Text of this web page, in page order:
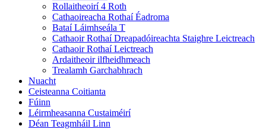
Rollaitheoirí 4 Roth
Cathaoireacha Rothaí Éadroma
Bataí Láimhseála T
Cathaoir Rothaí Dreapadóireachta Staighre Leictreach
Cathaoir Rothaí Leictreach
Ardaitheoir ilfheidhmeach
Trealamh Garchabhrach
Nuacht
Ceisteanna Coitianta
Fúinn
Léirmheasanna Custaiméirí
Déan Teagmháil Linn